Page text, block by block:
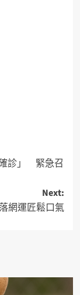
確診」 緊急召
Next:
網運匠鬆口氣